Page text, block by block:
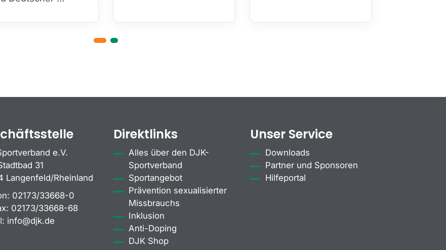
e.V.
31
Langenfeld/Rheinland
02173/33668-0
02173/33668-68
info@djk.de
Direktlinks
Alles über den DJK-
Sportverband
Sportangebot
Prävention sexualisierter
Missbrauchs
Inklusion
Anti-Doping
DJK Shop
Unser Service
Downloads
Partner und Sponsoren
Hilfeportal